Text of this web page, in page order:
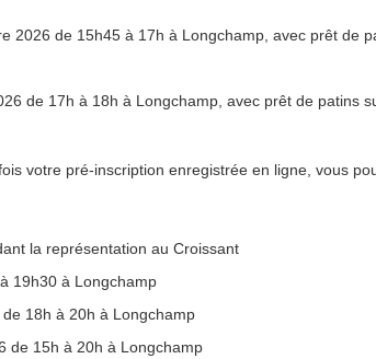
2026 de 15h45 à 17h à Longchamp, avec prêt de
de 17h à 18h à Longchamp, avec prêt de patins
fois votre pré-inscription enregistrée en ligne, vous
la représentation au Croissant
19h30 à Longchamp
18h à 20h à Longchamp
de 15h à 20h à Longchamp